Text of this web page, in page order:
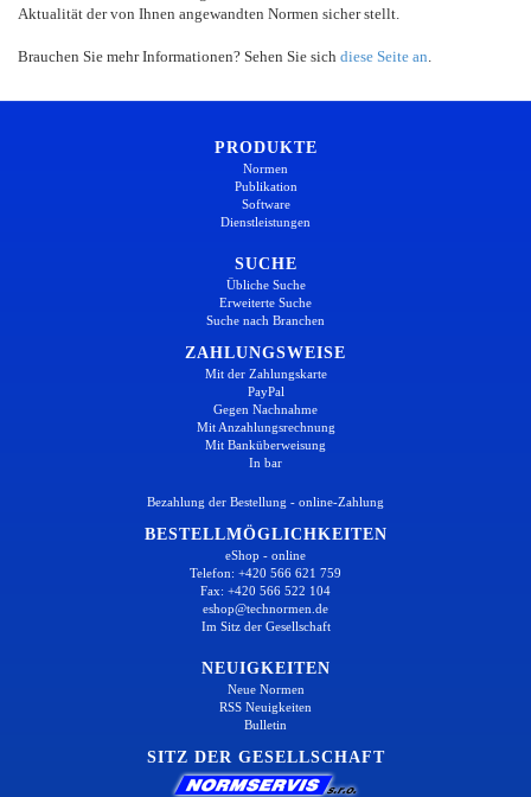
Aktualität der von Ihnen angewandten Normen sicher stellt.
Brauchen Sie mehr Informationen? Sehen Sie sich diese Seite an
PRODUKTE
Normen
Publikation
Software
Dienstleistungen
SUCHE
Übliche Suche
Erweiterte Suche
Suche nach Branchen
ZAHLUNGSWEISE
Mit der Zahlungskarte
PayPal
Gegen Nachnahme
Mit Anzahlungsrechnung
Mit Banküberweisung
In bar
Bezahlung der Bestellung - online-Zahlung
BESTELLMÖGLICHKEITEN
eShop - online
Telefon: +420 566 621 759
Fax: +420 566 522 104
eshop@technormen.de
Im Sitz der Gesellschaft
NEUIGKEITEN
Neue Normen
RSS Neuigkeiten
Bulletin
SITZ DER GESELLSCHAFT